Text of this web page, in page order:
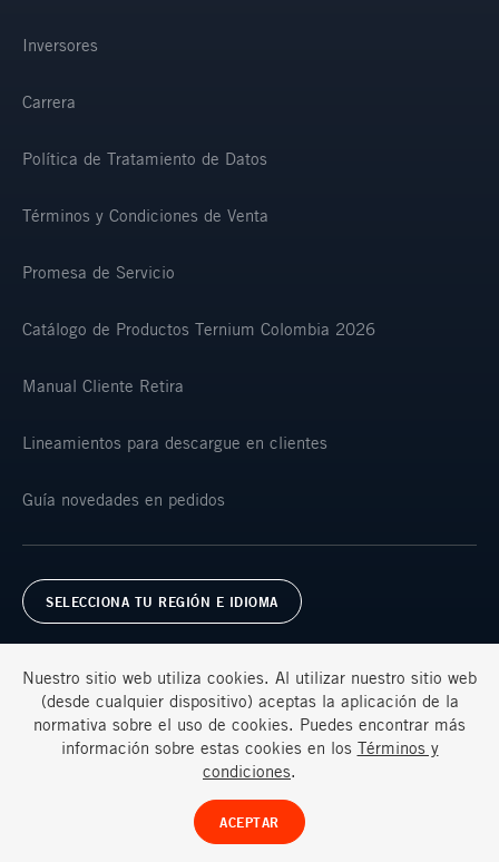
Inversores
Carrera
Política de Tratamiento de Datos
Términos y Condiciones de Venta
Promesa de Servicio
Catálogo de Productos Ternium Colombia 2026
Manual Cliente Retira
Lineamientos para descargue en clientes
Guía novedades en pedidos
SELECCIONA TU REGIÓN E IDIOMA
Términos y condiciones Preguntas frecuentes
Nuestro sitio web utiliza cookies. Al utilizar nuestro sitio web
(desde cualquier dispositivo) aceptas la aplicación de la
normativa sobre el uso de cookies. Puedes encontrar más
información sobre estas cookies en los Términos y
condiciones.
ACEPTAR